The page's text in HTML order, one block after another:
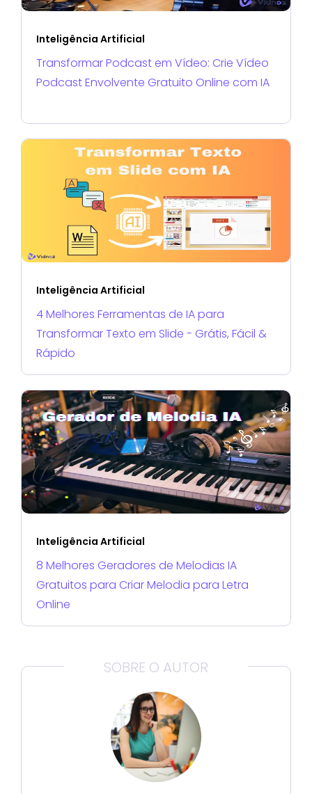
Inteligência Artificial
Transformar Podcast em Vídeo: Crie Vídeo
Podcast Envolvente Gratuito Online com IA
Inteligência Artificial
4 Melhores Ferramentas de IA para
Transformar Texto em Slide - Grátis, Fácil &
Rápido
Inteligência Artificial
8 Melhores Geradores de Melodias IA
Gratuitos para Criar Melodia para Letra
Online
SOBRE O AUTOR